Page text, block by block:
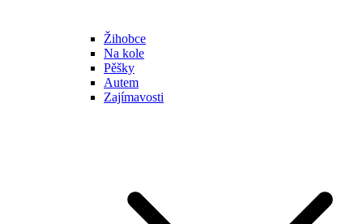
Žihobce
Na kole
Pěšky
Autem
Zajímavosti